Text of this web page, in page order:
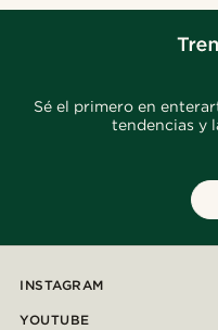
Sé el primero en
tendencias y
INSTAGRAM
YOUTUBE